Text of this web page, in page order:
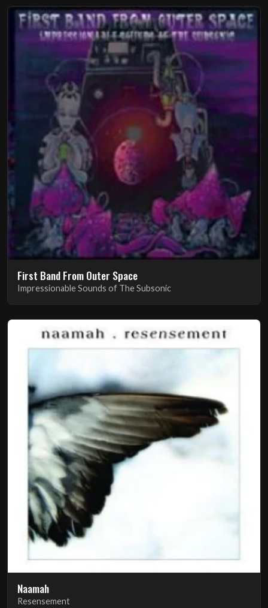
First Band From Outer Space
Impressionable Sounds of The Subsonic
Naamah
Resensement